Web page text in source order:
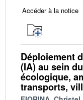
Accéder à la notice
Déploiement
(IA) au sein
écologique,
transports,